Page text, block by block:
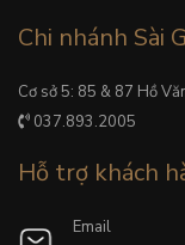
Chi nhánh Sài
Cơ sở 5: 85 & 87 Hồ
037.893.2005
Hỗ trợ khách
Email